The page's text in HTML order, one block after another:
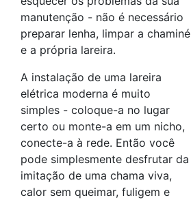
manutenção - não é necessário
preparar lenha, limpar a chaminé
e a própria lareira.
A instalação de uma lareira
elétrica moderna é muito
simples - coloque-a no lugar
certo ou monte-a em um nicho,
conecte-a à rede. Então você
pode simplesmente desfrutar da
imitação de uma chama viva,
calor sem queimar, fuligem e